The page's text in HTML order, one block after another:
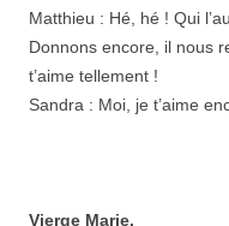
Matthieu : Hé, hé ! Qui
Donnons encore, il nous
t’aime tellement !
Sandra : Moi, je t’aime
Vierge Marie,